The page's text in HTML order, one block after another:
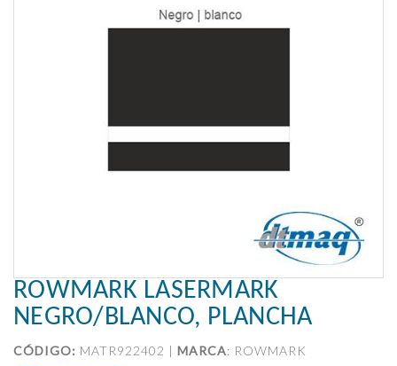
ROWMARK LASERMARK
NEGRO/BLANCO, PLANCHA
CÓDIGO: MATR922402 | MARCA: ROWMARK